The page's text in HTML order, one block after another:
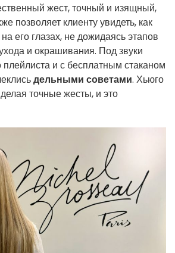
жест, точный и изящный,
позволяет клиенту увидеть, как
его глазах, не дожидаясь этапов
и окрашивания. Под звуки
и с бесплатным стаканом
дельными советами. Хьюго
точные жесты, и это